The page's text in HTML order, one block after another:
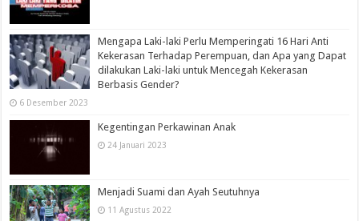
Mengapa Laki-laki Perlu Memperingati 16 Hari Anti
Kekerasan Terhadap Perempuan, dan Apa yang Dapat
dilakukan Laki-laki untuk Mencegah Kekerasan
Berbasis Gender?
6 Desember 2023
Kegentingan Perkawinan Anak
24 Januari 2023
Menjadi Suami dan Ayah Seutuhnya
11 Agustus 2022